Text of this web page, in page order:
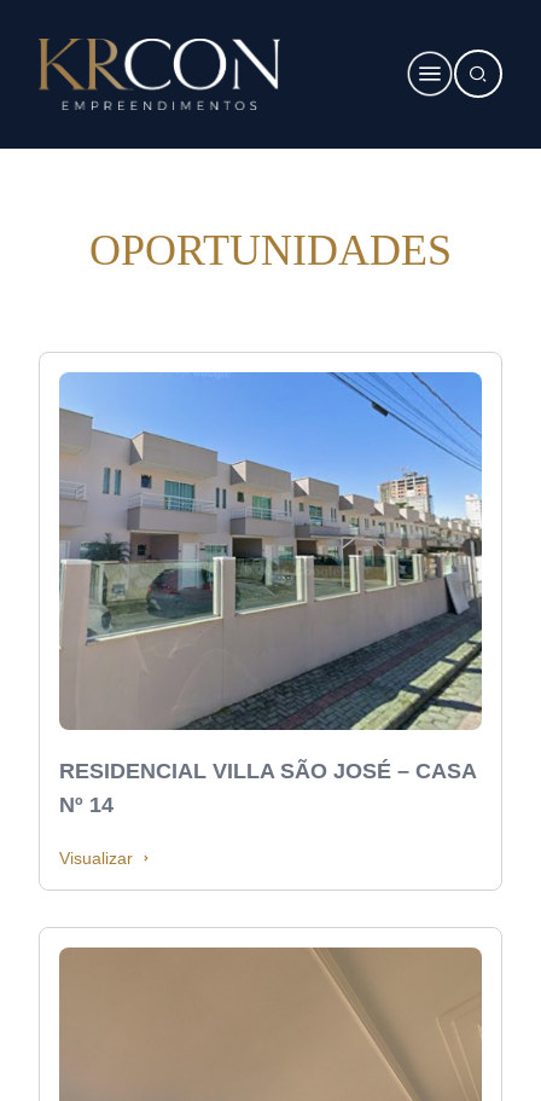
OPORTUNIDADES
RESIDENCIAL VILLA SÃO JOSÉ – CASA
Nº 14
Visualizar